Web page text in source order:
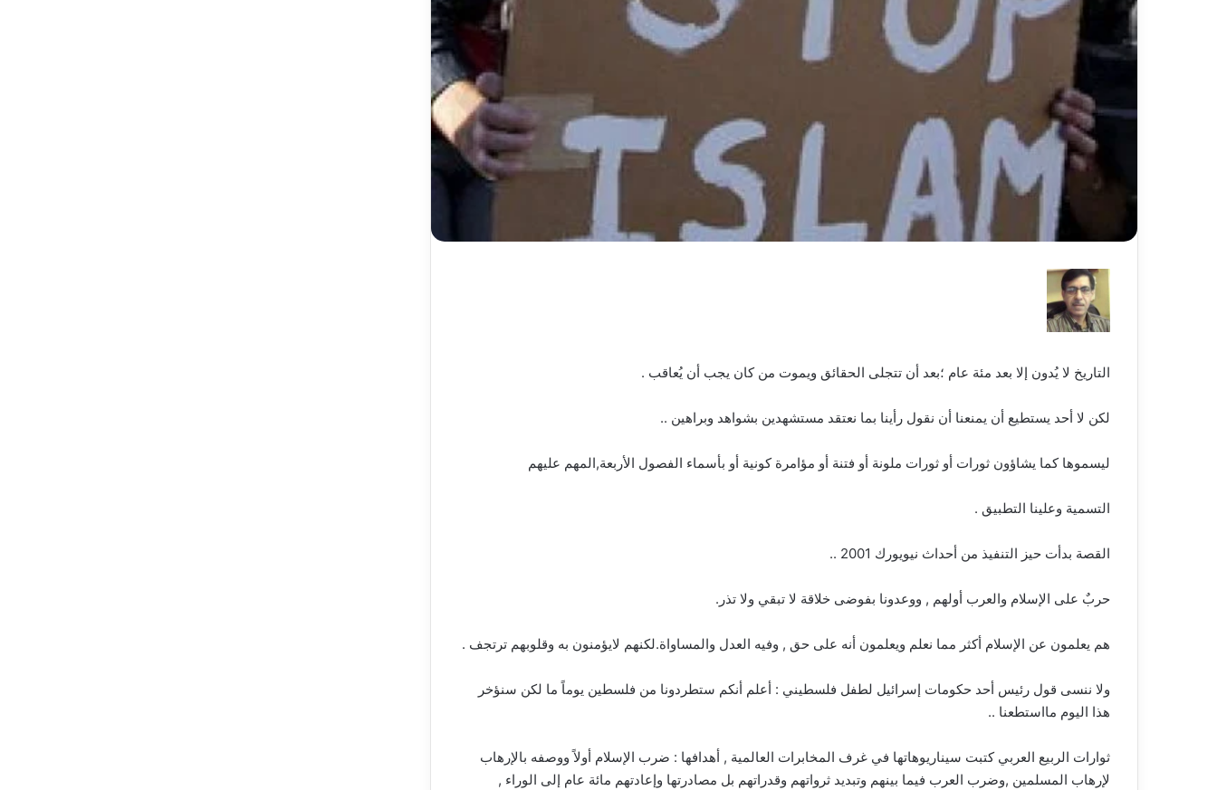
التاريخ لا يُدون إلا بعد مئة عام ؛بعد أن تتجلى الحقائق ويموت من كان يجب أن يُعاقب .
لكن لا أحد يستطيع أن يمنعنا أن نقول رأينا بما نعتقد مستشهدين بشواهد وبراهين ..
ليسموها كما يشاؤون ثورات أو ثورات ملونة أو فتنة أو مؤامرة كونية أو بأسماء الفصول الأربعة,المهم عليهم
التسمية وعلينا التطبيق .
القصة بدأت حيز التنفيذ من أحداث نيويورك 2001 ..
حربٌ على الإسلام والعرب أولهم , ووعدونا بفوضى خلاقة لا تبقي ولا تذر.
هم يعلمون عن الإسلام أكثر مما نعلم ويعلمون أنه على حق , وفيه العدل والمساواة.لكنهم لايؤمنون به وقلوبهم ترتجف .
ولا ننسى قول رئيس أحد حكومات إسرائيل لطفل فلسطيني : أعلم أنكم ستطردونا من فلسطين يوماً ما لكن سنؤخر
هذا اليوم مااستطعنا ..
ثوارات الربيع العربي كتبت سيناريوهاتها في غرف المخابرات العالمية , أهدافها : ضرب الإسلام أولاً ووصفه بالإرهاب
لإرهاب المسلمين ,وضرب العرب فيما بينهم وتبديد ثرواتهم وقدراتهم بل مصادرتها وإعادتهم مائة عام إلى الوراء ,